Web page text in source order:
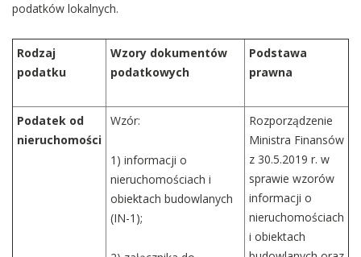
podatków lokalnych.
Rodzaj
podatku
Wzory dokumentów
podatkowych
Podstawa
prawna
Podatek od
nieruchomości
Wzór:
1) informacji o
nieruchomościach i
obiektach budowlanych
(IN-1);
Rozporządzenie
Ministra Finansów
z 30.5.2019 r. w
sprawie wzorów
informacji o
nieruchomościach
i obiektach